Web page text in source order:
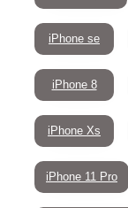
iPhone se
iPhone 8
iPhone Xs
iPhone 11 Pro